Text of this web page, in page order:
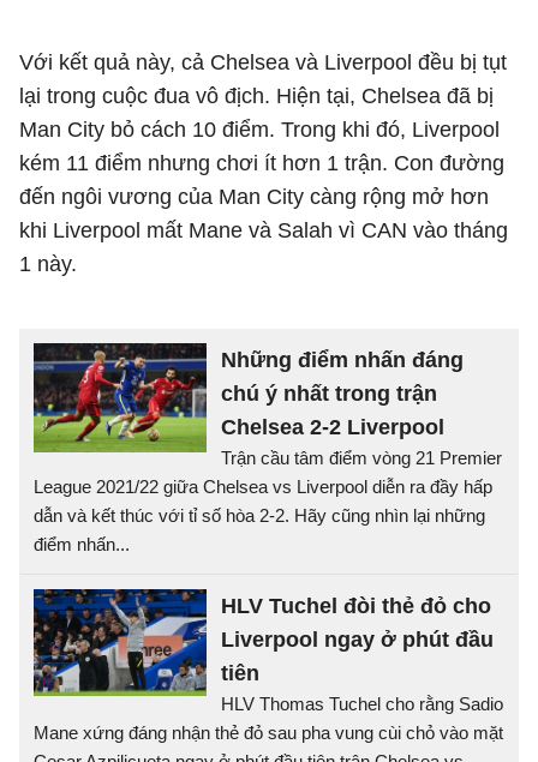
Với kết quả này, cả Chelsea và Liverpool đều bị tụt
lại trong cuộc đua vô địch. Hiện tại, Chelsea đã bị
Man City bỏ cách 10 điểm. Trong khi đó, Liverpool
kém 11 điểm nhưng chơi ít hơn 1 trận. Con đường
đến ngôi vương của Man City càng rộng mở hơn
khi Liverpool mất Mane và Salah vì CAN vào tháng
1 này.
Những điểm nhấn đáng
chú ý nhất trong trận
Chelsea 2-2 Liverpool
Trận cầu tâm điểm vòng 21 Premier
League 2021/22 giữa Chelsea vs Liverpool diễn ra đầy hấp
dẫn và kết thúc với tỉ số hòa 2-2. Hãy cũng nhìn lại những
điểm nhấn...
HLV Tuchel đòi thẻ đỏ cho
Liverpool ngay ở phút đầu
tiên
HLV Thomas Tuchel cho rằng Sadio
Mane xứng đáng nhận thẻ đỏ sau pha vung cùi chỏ vào mặt